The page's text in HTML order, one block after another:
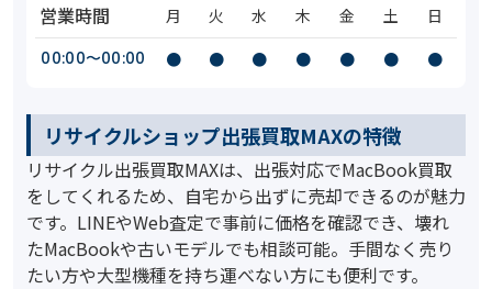
営業時間 月 火 水 木 金 土
日
00:00〜00:00
● ● ● ● ● ● ●
リサイクルショップ出張買取MAXの特徴
リサイクル出張買取MAXは、出張対応でMacBook買取
をしてくれるため、自宅から出ずに売却できるのが魅力
です。LINEやWeb査定で事前に価格を確認でき、壊れ
たMacBookや古いモデルでも相談可能。手間なく売り
たい方や大型機種を持ち運べない方にも便利です。